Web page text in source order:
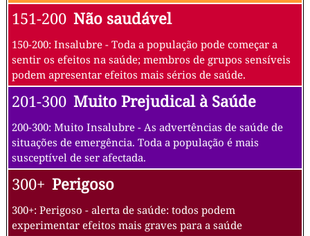
151-200 Não saudável
150-200: Insalubre - Toda a população pode começar a
sentir os efeitos na saúde; membros de grupos sensíveis
podem apresentar efeitos mais sérios de saúde.
201-300 Muito Prejudical à Saúde
200-300: Muito Insalubre - As advertências de saúde de
situações de emergência. Toda a população é mais
susceptível de ser afectada.
300+ Perigoso
300+: Perigoso - alerta de saúde: todos podem
experimentar efeitos mais graves para a saúde